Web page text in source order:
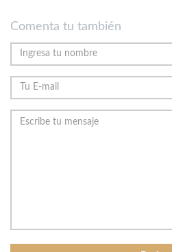
Comenta tu también